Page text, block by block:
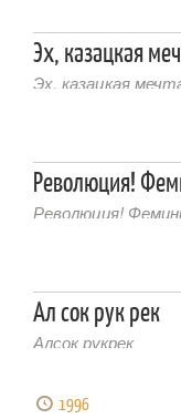
Эх, казацкая
Эх, казацкая
Революция!
Революция!
Ал сок рук рек
Алсок рукрек
1996